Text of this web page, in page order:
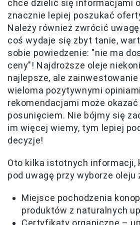
chce dzielić się informacjami
znacznie lepiej poszukać
Należy również zwrócić
coś wydaje się zbyt tanie,
sobie powiedzenie: "nie ma
ceny"! Najdroższe oleje
najlepsze, ale
wieloma pozytywnymi
rekomendacjami może
posunięciem. Nie bójmy się
im więcej wiemy, tym lepiej
decyzje!
Oto kilka istotnych informacji,
pod uwagę przy wyborze oleju
Miejsce pochodzenia
produktów z naturalnych
Certyfikaty organiczne –